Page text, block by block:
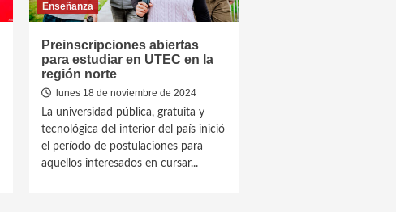
Enseñanza
Preinscripciones abiertas
para estudiar en UTEC en la
región norte
lunes 18 de noviembre de 2024
La universidad pública, gratuita y
tecnológica del interior del país inició
el período de postulaciones para
aquellos interesados en cursar...